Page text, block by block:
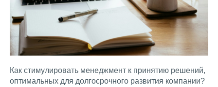
Как стимулировать менеджмент к принятию решений,
оптимальных для долгосрочного развития компании?